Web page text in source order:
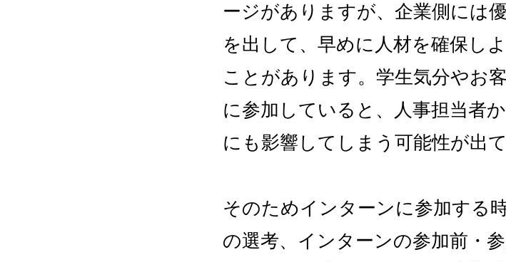
ージがありますが、企業側には
を出して、早めに人材を確保し
ことがあります。学生気分やお
に参加していると、人事担当者
にも影響してしまう可能性が出て
そのためインターンに参加する
の選考、インターンの参加前・